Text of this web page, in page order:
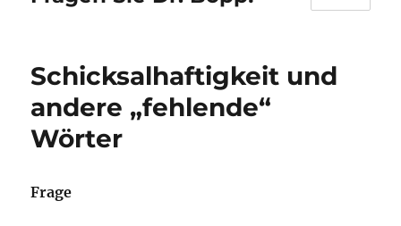
Schicksalhaftigkeit und
andere „fehlende“
Wörter
Frage